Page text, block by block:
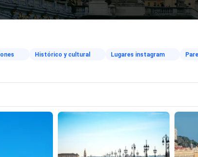
Histórico y cultural Lugares instagram